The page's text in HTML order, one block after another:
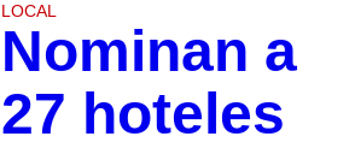
LOCAL
Nominan a
27 hoteles